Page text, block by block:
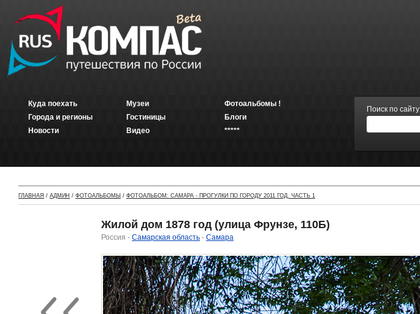
Куда поехать
Города и регионы
Новости
Музеи
Гостиницы
Видео
Фотоальбомы !
Блоги
*****
Поиск по сайту
ГЛАВНАЯ / АДМИН / ФОТОАЛЬБОМЫ / ФОТОАЛЬБОМ: САМАРА - ПРОГУЛКИ ПО ГОРОДУ 2011 ГОД. ЧАСТЬ 1
Жилой дом 1878 год (улица Фрунзе, 110Б)
Россия - Самарская область - Самара